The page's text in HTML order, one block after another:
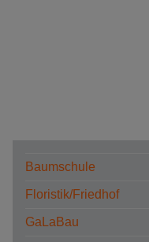
Baumschule
Floristik/Friedhof
GaLaBau